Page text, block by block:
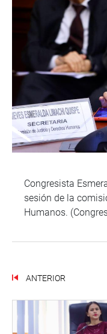
Congresista
sesión de la
Humanos.
ANTERIOR